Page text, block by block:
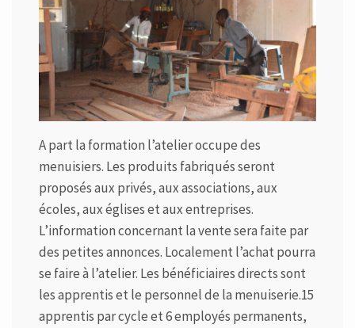
A part la formation l’atelier occupe des
menuisiers. Les produits fabriqués seront
proposés aux privés, aux associations, aux
écoles, aux églises et aux entreprises.
L’information concernant la vente sera faite par
des petites annonces. Localement l’achat pourra
se faire à l’atelier. Les bénéficiaires directs sont
les apprentis et le personnel de la menuiserie.15
apprentis par cycle et 6 employés permanents,